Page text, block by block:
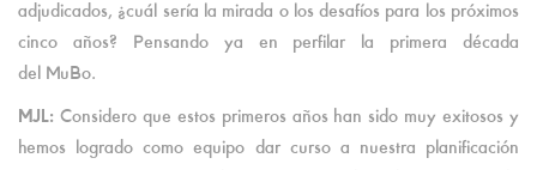
adjudicados, ¿cuál sería la mirada o los desafíos para los próximos
cinco años? Pensando ya en perfilar la primera década
del MuBo.
MJL: Considero que estos primeros años han sido muy exitosos y
hemos logrado como equipo dar curso a nuestra planificación